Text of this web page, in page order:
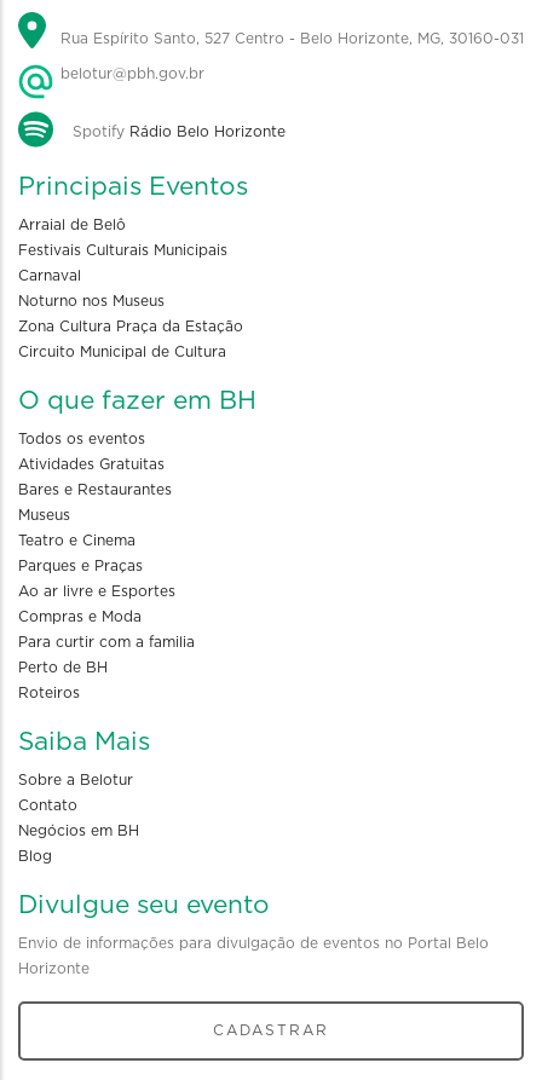
Rua Espírito Santo, 527 Centro - Belo Horizonte, MG, 30160-031
belotur@pbh.gov.br
Spotify Rádio Belo Horizonte
Principais Eventos
Arraial de Belô
Festivais Culturais Municipais
Carnaval
Noturno nos Museus
Zona Cultura Praça da Estação
Circuito Municipal de Cultura
O que fazer em BH
Todos os eventos
Atividades Gratuitas
Bares e Restaurantes
Museus
Teatro e Cinema
Parques e Praças
Ao ar livre e Esportes
Compras e Moda
Para curtir com a familia
Perto de BH
Roteiros
Saiba Mais
Sobre a Belotur
Contato
Negócios em BH
Blog
Divulgue seu evento
Envio de informações para divulgação de eventos no Portal Belo
Horizonte
CADASTRAR